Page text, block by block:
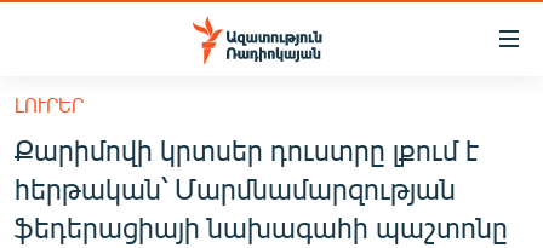
Մատչելիության
հիմնական
բովանդակությանը
Անցնել
հիմնական
մենյուին
ՀԱՅԱՍՏԱՆ
ՔԱՂԱՔԱԿԱՆ
ԼՈՒՐԵՐ
Քարիմովի կրտսեր դուստրը լքում է
հերթական՝ Մարմնամարզության
ֆեդերացիայի նախագահի պաշտոնը